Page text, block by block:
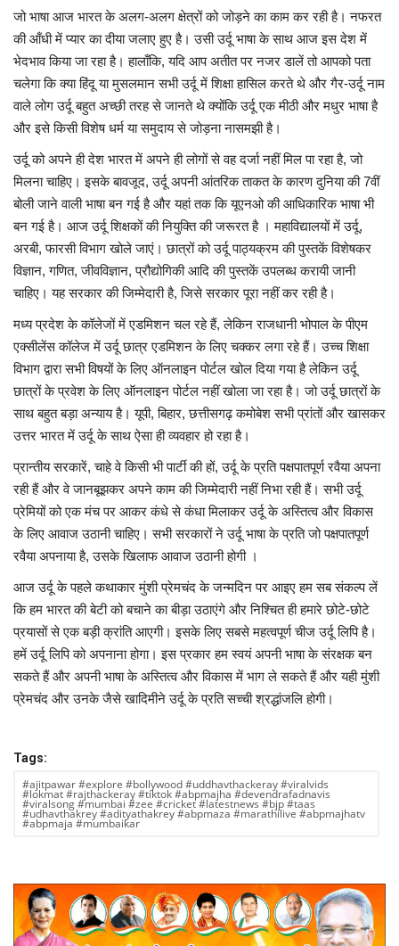
जो भाषा आज भारत के अलग-अलग क्षेत्रों को जोड़ने का काम कर रही है। नफरत
की आँधी में प्यार का दीया जलाए हुए है। उसी उर्दू भाषा के साथ आज इस देश में
भेदभाव किया जा रहा है। हालाँकि, यदि आप अतीत पर नजर डालें तो आपको पता
चलेगा कि क्या हिंदू या मुसलमान सभी उर्दू में शिक्षा हासिल करते थे और गैर-उर्दू नाम
वाले लोग उर्दू बहुत अच्छी तरह से जानते थे क्योंकि उर्दू एक मीठी और मधुर भाषा है
और इसे किसी विशेष धर्म या समुदाय से जोड़ना नासमझी है।
उर्दू को अपने ही देश भारत में अपने ही लोगों से वह दर्जा नहीं मिल पा रहा है, जो
मिलना चाहिए। इसके बावजूद, उर्दू अपनी आंतरिक ताकत के कारण दुनिया की 7वीं
बोली जाने वाली भाषा बन गई है और यहां तक कि यूएनओ की आधिकारिक भाषा भी
बन गई है। आज उर्दू शिक्षकों की नियुक्ति की जरूरत है । महाविद्यालयों में उर्दू,
अरबी, फारसी विभाग खोले जाएं। छात्रों को उर्दू पाठ्यक्रम की पुस्तकें विशेषकर
विज्ञान, गणित, जीवविज्ञान, प्रौद्योगिकी आदि की पुस्तकें उपलब्ध करायी जानी
चाहिए। यह सरकार की जिम्मेदारी है, जिसे सरकार पूरा नहीं कर रही है।
मध्य प्रदेश के कॉलेजों में एडमिशन चल रहे हैं, लेकिन राजधानी भोपाल के पीएम
एक्सीलेंस कॉलेज में उर्दू छात्र एडमिशन के लिए चक्कर लगा रहे हैं। उच्च शिक्षा
विभाग द्वारा सभी विषयों के लिए ऑनलाइन पोर्टल खोल दिया गया है लेकिन उर्दू
छात्रों के प्रवेश के लिए ऑनलाइन पोर्टल नहीं खोला जा रहा है। जो उर्दू छात्रों के
साथ बहुत बड़ा अन्याय है। यूपी, बिहार, छत्तीसगढ़ कमोबेश सभी प्रांतों और खासकर
उत्तर भारत में उर्दू के साथ ऐसा ही व्यवहार हो रहा है।
प्रान्तीय सरकारें, चाहे वे किसी भी पार्टी की हों, उर्दू के प्रति पक्षपातपूर्ण रवैया अपना
रही हैं और वे जानबूझकर अपने काम की जिम्मेदारी नहीं निभा रही हैं। सभी उर्दू
प्रेमियों को एक मंच पर आकर कंधे से कंधा मिलाकर उर्दू के अस्तित्व और विकास
के लिए आवाज उठानी चाहिए। सभी सरकारों ने उर्दू भाषा के प्रति जो पक्षपातपूर्ण
रवैया अपनाया है, उसके खिलाफ आवाज उठानी होगी ।
आज उर्दू के पहले कथाकार मुंशी प्रेमचंद के जन्मदिन पर आइए हम सब संकल्प लें
कि हम भारत की बेटी को बचाने का बीड़ा उठाएंगे और निश्चित ही हमारे छोटे-छोटे
प्रयासों से एक बड़ी क्रांति आएगी। इसके लिए सबसे महत्वपूर्ण चीज उर्दू लिपि है।
हमें उर्दू लिपि को अपनाना होगा। इस प्रकार हम स्वयं अपनी भाषा के संरक्षक बन
सकते हैं और अपनी भाषा के अस्तित्व और विकास में भाग ले सकते हैं और यही मुंशी
प्रेमचंद और उनके जैसे खादिमीने उर्दू के प्रति सच्ची श्रद्धांजलि होगी।
Tags:
#ajitpawar #explore #bollywood #uddhavthackeray #viralvids
#lokmat #rajthackeray #tiktok #abpmajha #devendrafadnavis
#viralsong #mumbai #zee #cricket #latestnews #bjp #taas
#udhavthakrey #adityathakrey #abpmaza #marathilive #abpmajhatv
#abpmaja #mumbaikar